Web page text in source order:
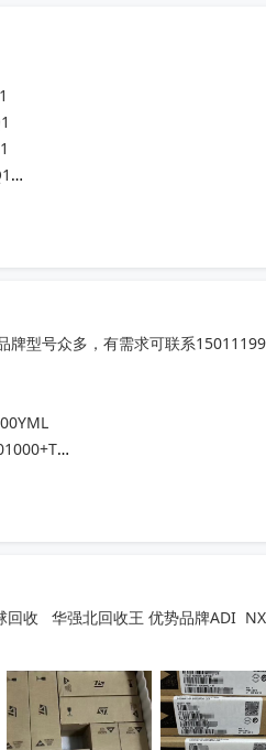
104HIP
6TG2N
能芯，福芯，红芯微
芯威，芯电元等品牌
1000+型号现货欢迎咨询
收起
牌型号众多，有需求可联系
回收   华强北回收王 优势品牌ADI